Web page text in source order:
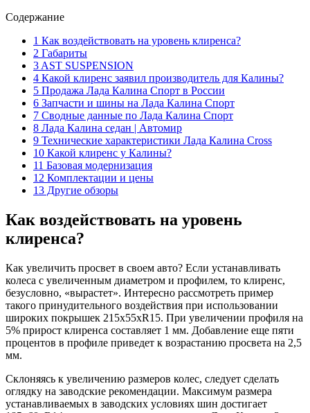
Содержание
1 Как воздействовать на уровень клиренса?
2 Габариты
3 AST SUSPENSION
4 Какой клиренс заявил производитель для Калины?
5 Продажа Лада Калина Спорт в России
6 Запчасти и шины на Лада Калина Спорт
7 Сводные данные по Лада Калина Спорт
8 Лада Калина седан | Автомир
9 Технические характеристики Лада Калина Cross
10 Какой клиренс у Калины?
11 Базовая модернизация
12 Комплектации и цены
13 Другие обзоры
Как воздействовать на уровень
клиренса?
Как увеличить просвет в своем авто? Если устанавливать
колеса с увеличенным диаметром и профилем, то клиренс,
безусловно, «вырастет». Интересно рассмотреть пример
такого принудительного воздействия при использовании
широких покрышек 215х55хR15. При увеличении профиля на
5% прирост клиренса составляет 1 мм. Добавление еще пяти
процентов в профиле приведет к возрастанию просвета на 2,5
мм.
Склоняясь к увеличению размеров колес, следует сделать
оглядку на заводские рекомендации. Максимум размера
устанавливаемых в заводских условиях шин достигает